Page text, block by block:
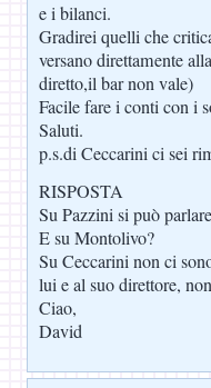
e i bilanci.
Gradirei quelli che
versano direttamente
diretto,il bar non vale)
Facile fare i conti con i
Saluti.
p.s.di Ceccarini ci sei
RISPOSTA
Su Pazzini si può
E su Montolivo?
Su Ceccarini non ci
lui e al suo direttore,
Ciao,
David